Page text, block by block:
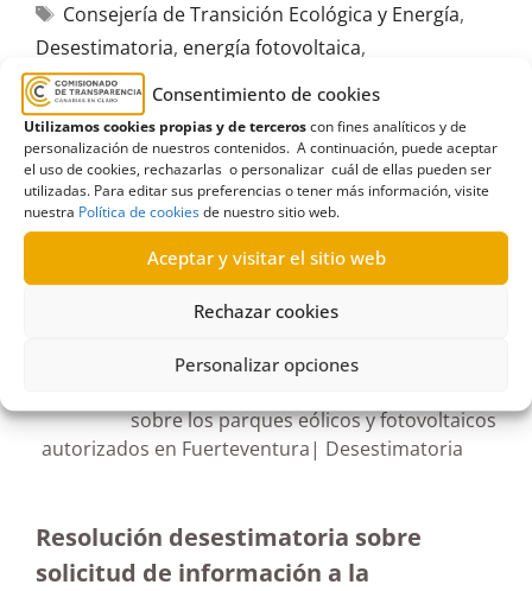
Consentimiento de cookies
Utilizamos cookies propias y de terceroscon fines analíticos y de
personalización de nuestros contenidos. A continuación, puede aceptar
el uso de cookies, rechazarlas o personalizar cuál de ellas pueden ser
utilizadas. Para editar sus preferencias o tener más información, visite
nuestra Política de cookiesde nuestro sitio web.
Aceptar y visitar el sitio web
Rechazar cookies
Personalizar opciones
Consejería de Transición Ecológica y Energía,
Desestimatoria, energía fotovoltaica,
Fuerteventura
Gobierno de Canarias
Nacionalista
eólicos,trámite
R451/2023
sobre los parques eólicos y fotovoltaicos
autorizados en Fuerteventura| Desestimatoria
Resolución desestimatoria sobre
solicitud de información a la